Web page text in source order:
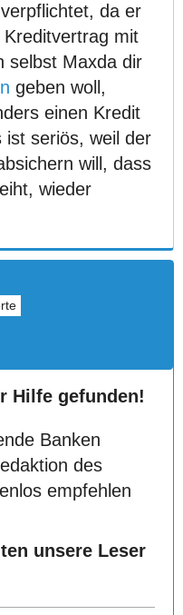
da er
mit
selbst Maxda dir
geben woll,
einen Kredit
ist seriös, weil der
will, dass
wieder
Hilfe gefunden!
Banken
des
empfehlen
unsere Leser